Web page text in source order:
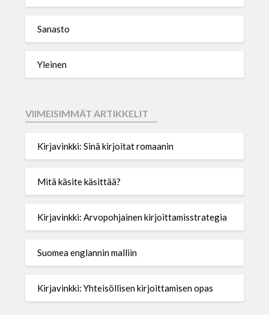
Sanasto
Yleinen
VIIMEISIMMÄT ARTIKKELIT
Kirjavinkki: Sinä kirjoitat romaanin
Mitä käsite käsittää?
Kirjavinkki: Arvopohjainen kirjoittamisstrategia
Suomea englannin malliin
Kirjavinkki: Yhteisöllisen kirjoittamisen opas